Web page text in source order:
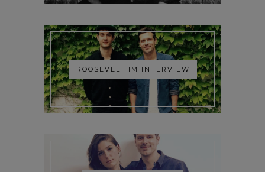
ROOSEVELT IM INTERVIEW